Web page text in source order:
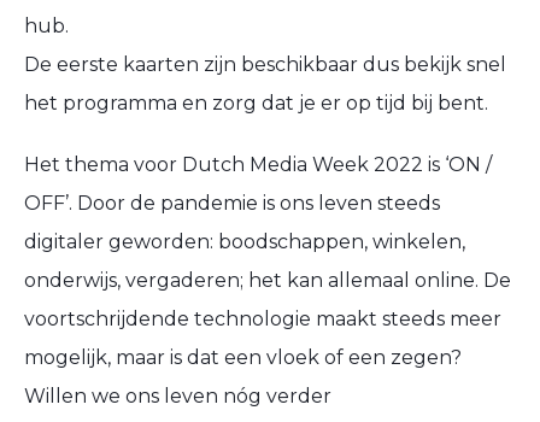
hub.
De eerste kaarten zijn beschikbaar dus bekijk snel
het programma en zorg dat je er op tijd bij bent.
Het thema voor Dutch Media Week 2022 is ‘ON /
OFF’. Door de pandemie is ons leven steeds
digitaler geworden: boodschappen, winkelen,
onderwijs, vergaderen; het kan allemaal online. De
voortschrijdende technologie maakt steeds meer
mogelijk, maar is dat een vloek of een zegen?
Willen we ons leven nóg verder